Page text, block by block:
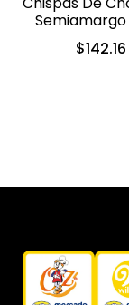
Semiamargo
500gr.
$142.16